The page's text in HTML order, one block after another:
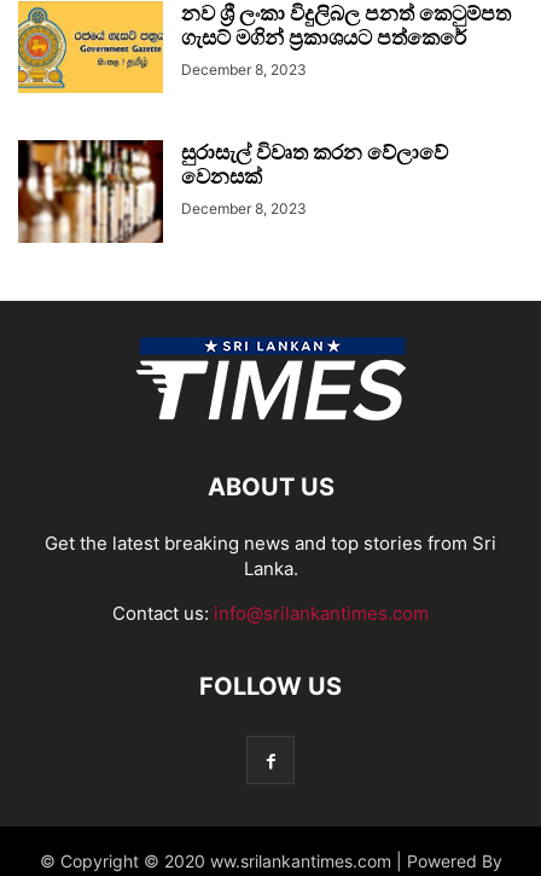
නව ශ්‍රී ලංකා විදුලිබල පනත් කෙටුම්පත
ගැසට් මගින් ප්‍රකාශයට පත්කෙරේ
December 8, 2023
සුරාසැල් විවෘත කරන වේලාවේ
වෙනසක්
December 8, 2023
ABOUT US
Get the latest breaking news and top stories from Sri
Lanka.
Contact us: info@srilankantimes.com
FOLLOW US
© Copyright © 2020 ww.srilankantimes.com | Powered By